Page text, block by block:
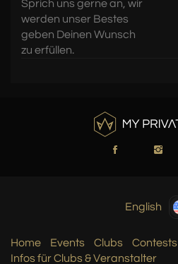
Sprich uns gerne an, wir
werden unser Bestes
geben Deinen Wunsch
zu erfüllen.
English
Home Events Clubs
Contests
Infos für Clubs & Veranstalter